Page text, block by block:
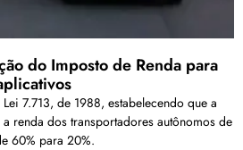
do Imposto de Renda para
7.713, de 1988, estabelecendo que a
renda dos transportadores autônomos de
60% para 20%.